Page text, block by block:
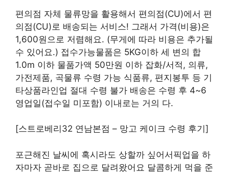
편의점 자체 물류망을 활용해서 편의점(CU)에서 편
의점(CU)로 배송되는 서비스! 그래서 가격(비용)은
1,600원으로 저렴해요. (무게에 따라 비용은 추가될
수 있어요.) 접수가능물품은 5KG이하 세 변의 합
1.0m 이하 물품가액 50만원 이하 잡화/서적, 의류,
가전제품, 곡물류 수령 가능 식품류, 편지봉투 등 기
타상품라인업 절대 수령 불가 배송은 수령 후 4~6
영업일(접수일 미포함) 이내로는 거의 다.
[스트로베리32 연남본점 – 망고 케이크 수령 후기]
포근해진 날씨에 혹시라도 상할까 싶어서픽업을 하
자마자 곧바로 집으로 달려왔어요 달콤하게 먹을 준